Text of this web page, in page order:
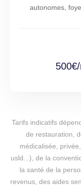
autonomes,
Tarifs indicatifs
de restauration,
médicalisée,
usld...), de la
la santé de la
revenus, des aides